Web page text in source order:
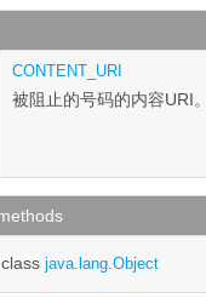
CONTENT_URI
被阻止的号码的内容URI
java.lang.Object